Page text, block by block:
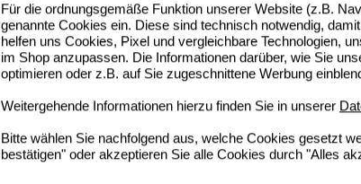
Für die ordnungsgemäße Funktion unserer Website (z.B.
genannte Cookies ein. Diese sind technisch notwendig,
helfen uns Cookies, Pixel und vergleichbare Technologien,
im Shop anzupassen. Die Informationen darüber, wie Sie
optimieren oder z.B. auf Sie zugeschnittene Werbung
Weitergehende Informationen hierzu finden Sie in unserer
Bitte wählen Sie nachfolgend aus, welche Cookies gesetzt
bestätigen" oder akzeptieren Sie alle Cookies durch "Alles